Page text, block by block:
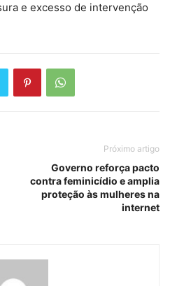
e excesso de intervenção
Próximo artigo
Governo reforça pacto
contra feminicídio e amplia
proteção às mulheres na
internet